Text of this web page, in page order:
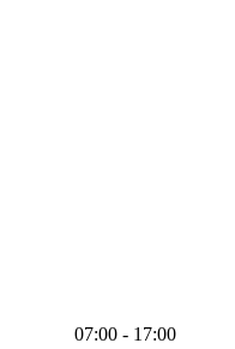
07:00 - 17:00